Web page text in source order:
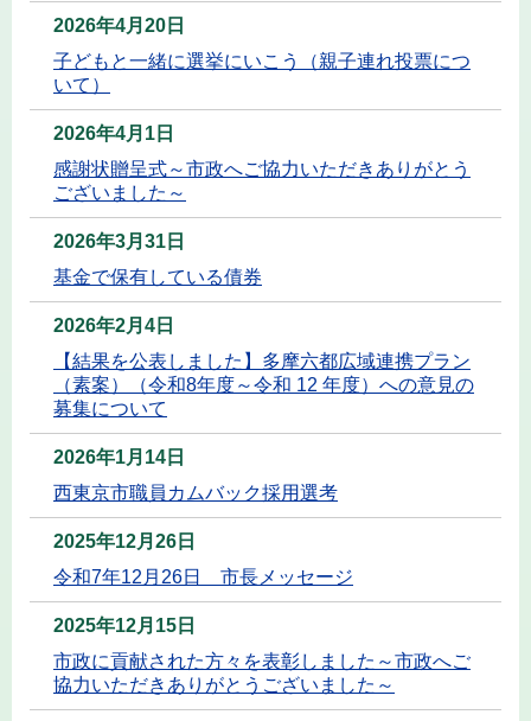
2026年4月20日
子どもと一緒に選挙にいこう（親子連れ投票につ
いて）
2026年4月1日
感謝状贈呈式～市政へご協力いただきありがとう
ございました～
2026年3月31日
基金で保有している債券
2026年2月4日
【結果を公表しました】多摩六都広域連携プラン
（素案）（令和8年度～令和 12 年度）への意見の
募集について
2026年1月14日
西東京市職員カムバック採用選考
2025年12月26日
令和7年12月26日 市長メッセージ
2025年12月15日
市政に貢献された方々を表彰しました～市政へご
協力いただきありがとうございました～